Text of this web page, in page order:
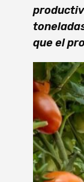
que el